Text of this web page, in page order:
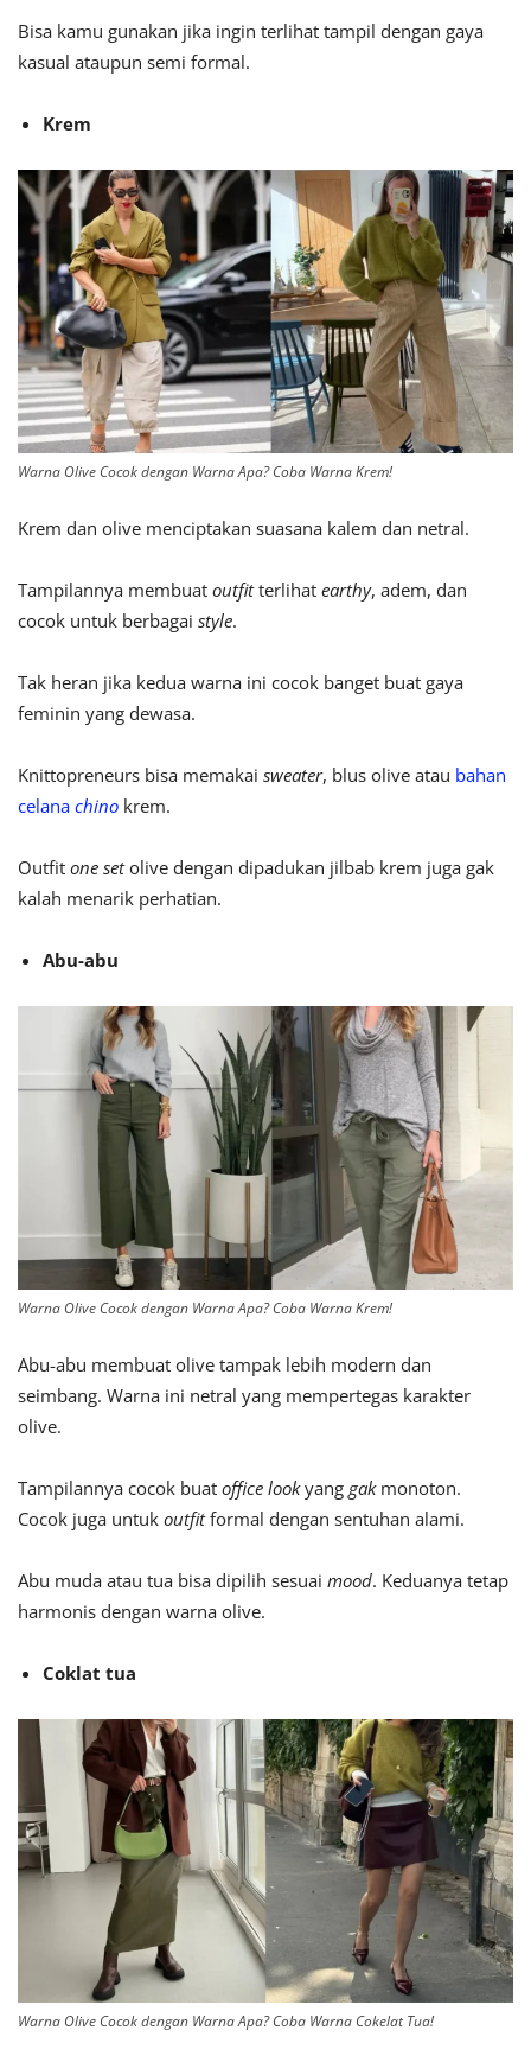
Bisa kamu gunakan jika ingin terlihat tampil dengan gaya
kasual ataupun semi formal.
Krem
Warna Olive Cocok dengan Warna Apa? Coba Warna Krem!
Krem dan olive menciptakan suasana kalem dan netral.
Tampilannya membuat outfitterlihat earthy, adem, dan
cocok untuk berbagai style.
Tak heran jika kedua warna ini cocok banget buat gaya
feminin yang dewasa.
Knittopreneurs bisa memakai sweater, blus olive atau bahan
celana chino krem.
Outfit one setolive dengan dipadukan jilbab krem juga gak
kalah menarik perhatian.
Abu-abu
Warna Olive Cocok dengan Warna Apa? Coba Warna Krem!
Abu-abu membuat olive tampak lebih modern dan
seimbang. Warna ini netral yang mempertegas karakter
olive.
Tampilannya cocok buat office lookyang gakmonoton.
Cocok juga untuk outfitformal dengan sentuhan alami.
Abu muda atau tua bisa dipilih sesuai mood. Keduanya tetap
harmonis dengan warna olive.
Coklat tua
Warna Olive Cocok dengan Warna Apa? Coba Warna Cokelat Tua!